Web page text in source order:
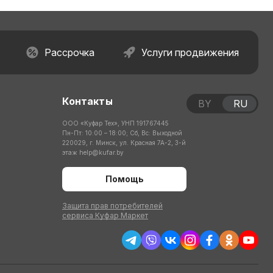
Рассрочка Услуги продвижения
Контакты
ООО «Куфар Тех», УНП 191767445
Пн-Пт: 10:00 – 18:00; Сб, Вс: Выходной
220029, г. Минск, ул. Красная 7А-2, 3-й
этаж help@kufar.by
Помощь
Защита прав потребителей
сервиса Куфар Маркет
BY RU